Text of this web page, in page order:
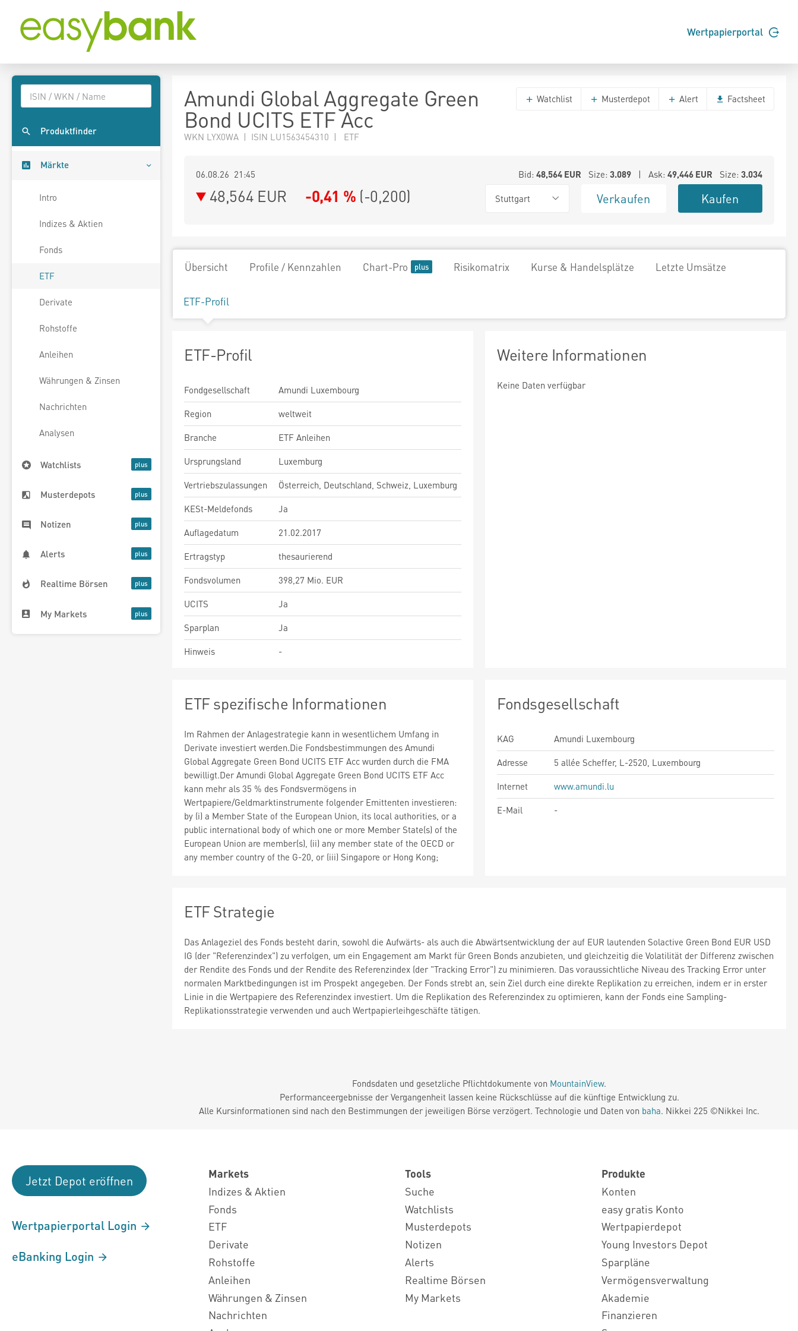
Wertpapierportal
Produktfinder
Märkte
Intro
Indizes & Aktien
Fonds
ETF
Derivate
Rohstoffe
Anleihen
Währungen & Zinsen
Nachrichten
Analysen
Watchlists
Musterdepots
Notizen
Alerts
Realtime Börsen
My Markets
Amundi Global Aggregate Green
Bond UCITS ETF Acc
WKN LYX0WA | ISIN LU1563454310 | ETF
Watchlist Musterdepot Alert Factsheet
06.08.26 21:45 Bid: 48,564EUR Size: 3.089| Ask: 49,446EUR Size: 3.034
48,564 EUR -0,41 % (-0,200) Stuttgart Verkaufen Kaufen
Übersicht Profile / Kennzahlen Chart-Pro Risikomatrix Kurse & Handelsplätze Letzte Umsätze
ETF-Profil
ETF-Profil
Fondgesellschaft
Amundi Luxembourg
Region
weltweit
Branche
ETF Anleihen
Ursprungsland
Luxemburg
Vertriebszulassungen
Österreich, Deutschland, Schweiz, Luxemburg
KESt-Meldefonds
Ja
Auflagedatum
21.02.2017
Ertragstyp
thesaurierend
Fondsvolumen
398,27 Mio. EUR
UCITS
Ja
Sparplan
Ja
Hinweis
-
Weitere Informationen
Keine Daten verfügbar
ETF spezifische Informationen
Im Rahmen der Anlagestrategie kann in wesentlichem Umfang in
Derivate investiert werden.Die Fondsbestimmungen des Amundi
Global Aggregate Green Bond UCITS ETF Acc wurden durch die FMA
bewilligt.Der Amundi Global Aggregate Green Bond UCITS ETF Acc
kann mehr als 35 % des Fondsvermögens in
Wertpapiere/Geldmarktinstrumente folgender Emittenten investieren:
by (i) a Member State of the European Union, its local authorities, or a
public international body of which one or more Member State(s) of the
European Union are member(s), (ii) any member state of the OECD or
any member country of the G-20, or (iii) Singapore or Hong Kong;
Fondsgesellschaft
KAG
Amundi Luxembourg
Adresse
5 allée Scheffer, L-2520, Luxembourg
Internet
www.amundi.lu
E-Mail
-
ETF Strategie
Das Anlageziel des Fonds besteht darin, sowohl die Aufwärts- als auch die Abwärtsentwicklung der auf EUR lautenden Solactive Green Bond EUR USD
IG (der "Referenzindex") zu verfolgen, um ein Engagement am Markt für Green Bonds anzubieten, und gleichzeitig die Volatilität der Differenz zwischen
der Rendite des Fonds und der Rendite des Referenzindex (der "Tracking Error") zu minimieren. Das voraussichtliche Niveau des Tracking Error unter
normalen Marktbedingungen ist im Prospekt angegeben. Der Fonds strebt an, sein Ziel durch eine direkte Replikation zu erreichen, indem er in erster
Linie in die Wertpapiere des Referenzindex investiert. Um die Replikation des Referenzindex zu optimieren, kann der Fonds eine Sampling-
Replikationsstrategie verwenden und auch Wertpapierleihgeschäfte tätigen.
Fondsdaten und gesetzliche Pflichtdokumente von MountainView.
Performanceergebnisse der Vergangenheit lassen keine Rückschlüsse auf die künftige Entwicklung zu.
Alle Kursinformationen sind nach den Bestimmungen der jeweiligen Börse verzögert. Technologie und Daten von baha. Nikkei 225 ©Nikkei Inc.
Jetzt Depot eröffnen
Wertpapierportal Login
eBanking Login
Markets
Indizes & Aktien
Fonds
ETF
Derivate
Rohstoffe
Anleihen
Währungen & Zinsen
Nachrichten
Tools
Suche
Watchlists
Musterdepots
Notizen
Alerts
Realtime Börsen
My Markets
Produkte
Konten
easy gratis Konto
Wertpapierdepot
Young Investors Depot
Sparpläne
Vermögensverwaltung
Akademie
Finanzieren